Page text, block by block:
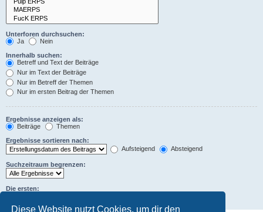
Diese Website nutzt Cookies, um dir den
Unterforen durchsuchen:
Ja
Nein
Innerhalb suchen:
Betreff und Text der Beiträge
Nur im Text der Beiträge
Nur im Betreff der Themen
Nur im ersten Beitrag der Themen
Ergebnisse anzeigen als:
Beiträge
Themen
Ergebnisse sortieren nach:
Aufsteigend
Absteigend
Suchzeitraum begrenzen:
Die ersten: